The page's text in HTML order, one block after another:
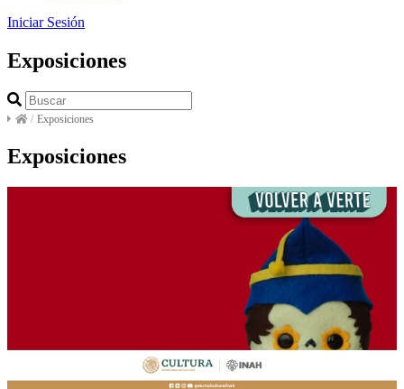
Iniciar Sesión
Exposiciones
/ Exposiciones
Exposiciones